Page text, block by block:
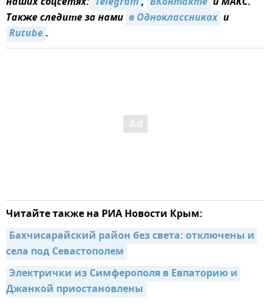
Также следите за нами в Одноклассниках и
Rutube.
Читайте также на РИА Новости Крым:
Бахчисарайский район без света: отключены и
села под Севастополем
Электрички из Симферополя в Евпаторию и
Джанкой приостановлены